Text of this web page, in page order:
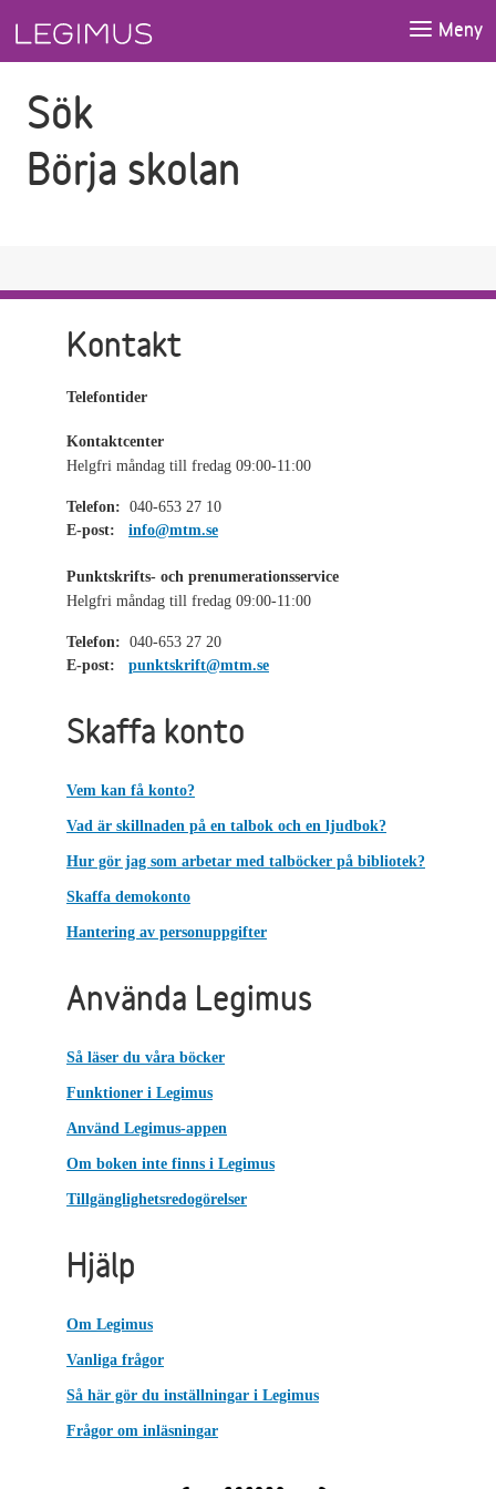
Meny
Sök
Börja skolan
Kontakt
Telefontider
Kontaktcenter
Helgfri måndag till fredag 09:00-11:00
Telefon: 040-653 27 10
E-post:
info@mtm.se
Punktskrifts- och prenumerationsservice
Helgfri måndag till fredag 09:00-11:00
Telefon: 040-653 27 20
E-post:
punktskrift@mtm.se
Skaffa konto
Vem kan få konto?
Vad är skillnaden på en talbok och en ljudbok?
Hur gör jag som arbetar med talböcker på bibliotek?
Skaffa demokonto
Hantering av personuppgifter
Använda Legimus
Så läser du våra böcker
Funktioner i Legimus
Använd Legimus-appen
Om boken inte finns i Legimus
Tillgänglighetsredogörelser
Hjälp
Om Legimus
Vanliga frågor
Så här gör du inställningar i Legimus
Frågor om inläsningar